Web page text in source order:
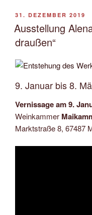
VERÖFFENTLICHT
AM
31. DEZEMBER 2019
Ausstellung
draußen“
9. Januar bis 8.
Vernissage am 9.
Weinkammer
Marktstraße 8, 67487